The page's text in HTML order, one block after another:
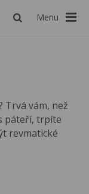
Menu
Trvá vám, než
páteří, trpíte
revmatické